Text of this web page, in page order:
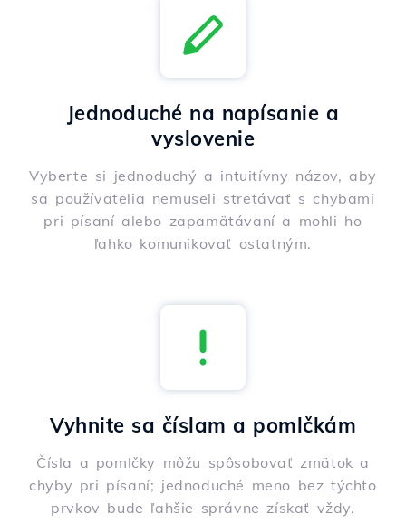
Jednoduché na napísanie a
vyslovenie
Vyberte si jednoduchý a intuitívny názov, aby
sa používatelia nemuseli stretávať s chybami
pri písaní alebo zapamätávaní a mohli ho
ľahko komunikovať ostatným.
Vyhnite sa číslam a pomlčkám
Čísla a pomlčky môžu spôsobovať zmätok a
chyby pri písaní; jednoduché meno bez týchto
prvkov bude ľahšie správne získať vždy.